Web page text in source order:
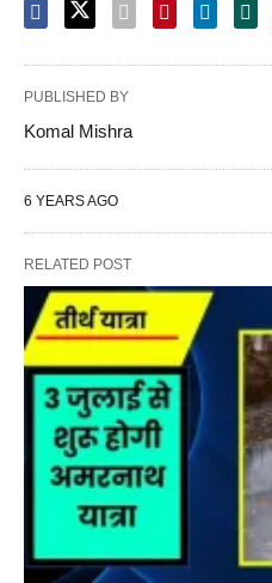
PUBLISHED BY
Komal Mishra
6 YEARS AGO
RELATED POST